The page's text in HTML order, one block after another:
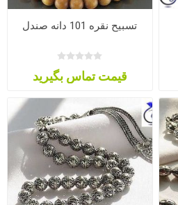
تسبیح نقره 101 دانه صندل
قیمت تماس بگیرید